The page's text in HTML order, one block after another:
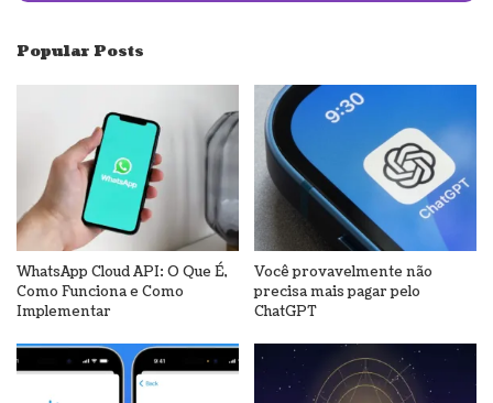
Popular Posts
WhatsApp Cloud API: O Que É,
Como Funciona e Como
Implementar
Você provavelmente não
precisa mais pagar pelo
ChatGPT